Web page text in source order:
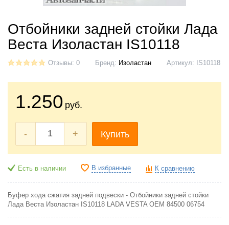
Отбойники задней стойки Лада
Веста Изоластан IS10118
Отзывы: 0 Бренд: Изоластан Артикул: IS10118
1.250 руб.
- + Купить
Есть в наличии В избранные К сравнению
Буфер хода сжатия задней подвески - Отбойники задней стойки
Лада Веста Изоластан IS10118 LADA VESTA OEM 84500 06754